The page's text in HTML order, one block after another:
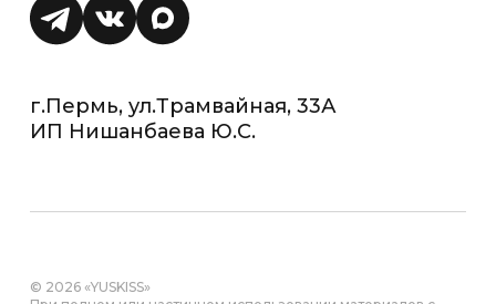
г.Пермь, ул.Трамвайная, 33А
ИП Нишанбаева Ю.С.
© 2026 «YUSKISS»